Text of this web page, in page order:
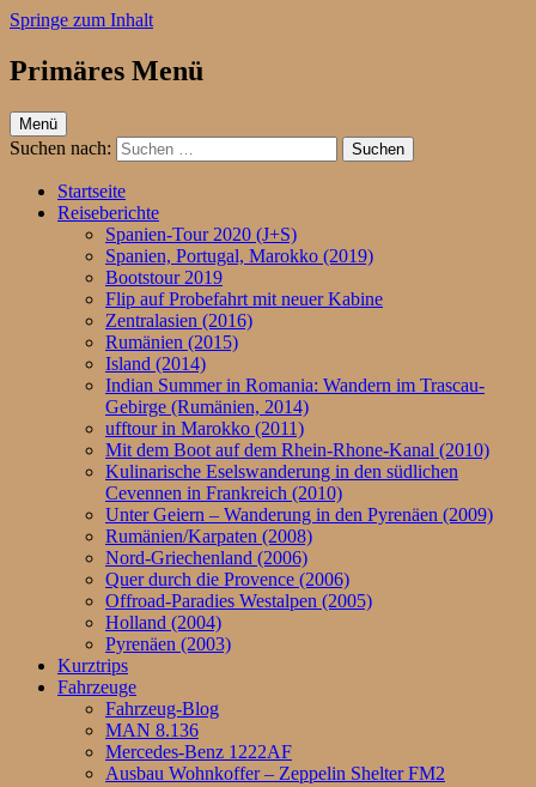
Springe zum Inhalt
ufftour.de – Aktiv unterwegs
Primäres Menü
Menü
Suchen nach:
Startseite
Reiseberichte
Spanien-Tour 2020 (J+S)
Spanien, Portugal, Marokko (2019)
Bootstour 2019
Flip auf Probefahrt mit neuer Kabine
Zentralasien (2016)
Rumänien (2015)
Island (2014)
Indian Summer in Romania: Wandern im Trascau-
Gebirge (Rumänien, 2014)
ufftour in Marokko (2011)
Mit dem Boot auf dem Rhein-Rhone-Kanal (2010)
Kulinarische Eselswanderung in den südlichen
Cevennen in Frankreich (2010)
Unter Geiern – Wanderung in den Pyrenäen (2009)
Rumänien/Karpaten (2008)
Nord-Griechenland (2006)
Quer durch die Provence (2006)
Offroad-Paradies Westalpen (2005)
Holland (2004)
Pyrenäen (2003)
Kurztrips
Fahrzeuge
Fahrzeug-Blog
MAN 8.136
Mercedes-Benz 1222AF
Ausbau Wohnkoffer – Zeppelin Shelter FM2